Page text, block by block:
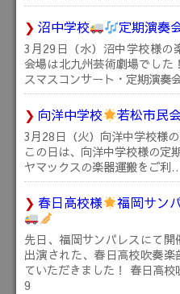
沼中学校 定期演奏
3月29日（水）沼中学校様の
会場は北九州芸術劇場でした
スマスコンサート・定期演奏
向洋中学校 若松市民
3月28日（火）向洋中学校様
この日は、向洋中学校様の
ヤマックスの楽器運搬をご利
春日高校様 福岡サン
先日、福岡サンパレスにて
出演された、春日高校吹奏
ていただきました！ 春日高
9